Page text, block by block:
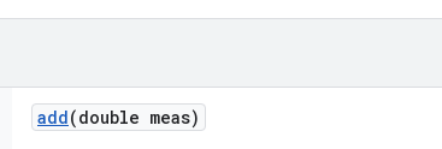
add(double meas)